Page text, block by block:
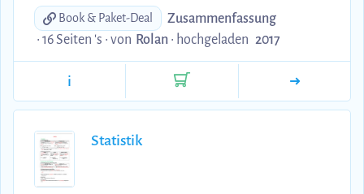
Marktgeschehen (Bedürfnisse, Bedarf, Markt,
Angebot, Nachfrage) - Managementkreislauf zur
Fundierung von Marketingentscheidungen -
historische Entwicklung des Marketingbegriffes -
Überblick über marketingpolitische Instrumente -
Kommunikationspolitik (Public Relation, Werbung)
- Distributionspolitik (direkter und indirekter
Vertrieb) - Kontrahierungspolitik (Preisd...
Book & Paket-Deal
Zusammenfassung
• 16 Seiten 's • von Rolan • hochgeladen 2017
i
Statistik